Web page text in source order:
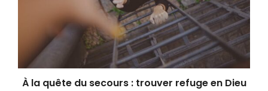
À la quête du secours : trouver refuge en Dieu